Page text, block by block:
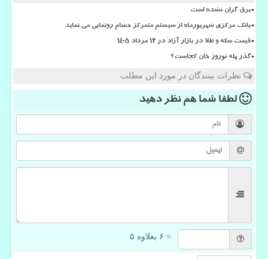
برق گران نشده است
بانک مرکزی شهریورماه از سیستم متمرکز حسام رونمایی می نماید
قیمت سکه و طلا در بازار آزاد در ۱۲ مرداد ۱۴۰۵
گذر پله نوروز خان کجاست؟
نظرات بینندگان در مورد این مطلب
لطفا شما همنظر دهید
= ۶ بعلاوه ۵